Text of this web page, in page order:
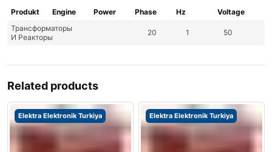
Produkt Engine Power Phase Hz
Voltage
Трансформаторы
И Реакторы
20 1 50
Related products
Elektra Elektronik Turkiya Elektra Elektronik Turkiya